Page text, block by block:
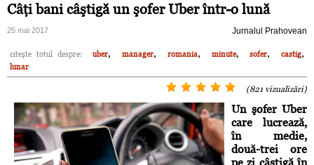
Câţi bani câştigă un şofer Uber într-o lună
25 mai 2017 Jurnalul Prahovean
citeşte totul despre: uber, manager, romania, minute, sofer, castig,
lunar
(821 vizualizări)
Un şofer Uber
care lucrează,
în medie,
două-trei ore